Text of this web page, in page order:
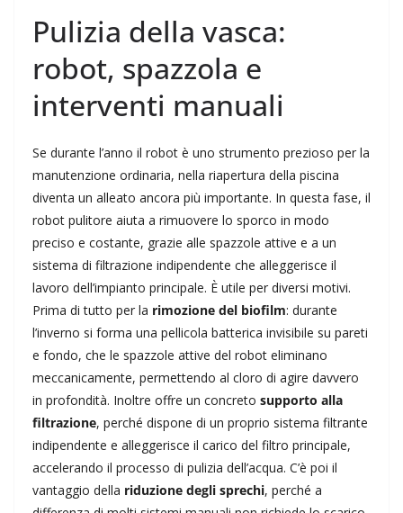
Pulizia della vasca:
robot, spazzola e
interventi manuali
Se durante l’anno il robot è uno strumento prezioso per la
manutenzione ordinaria, nella riapertura della piscina
diventa un alleato ancora più importante. In questa fase, il
robot pulitore aiuta a rimuovere lo sporco in modo
preciso e costante, grazie alle spazzole attive e a un
sistema di filtrazione indipendente che alleggerisce il
lavoro dell’impianto principale. È utile per diversi motivi.
Prima di tutto per la rimozione del biofilm: durante
l’inverno si forma una pellicola batterica invisibile su pareti
e fondo, che le spazzole attive del robot eliminano
meccanicamente, permettendo al cloro di agire davvero
in profondità. Inoltre offre un concreto supporto alla
filtrazione, perché dispone di un proprio sistema filtrante
indipendente e alleggerisce il carico del filtro principale,
accelerando il processo di pulizia dell’acqua. C’è poi il
vantaggio della riduzione degli sprechi, perché a